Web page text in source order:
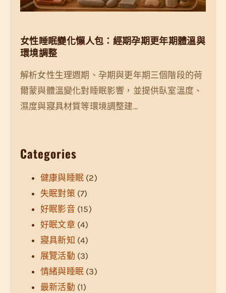
女性睡眠變化懶人包：經期孕期更年期體溫與
環境調整
解析女性生理週期、孕期與更年期三個階段的荷
爾蒙與體溫變化對睡眠影響，並提供臥室溫度、
濕度與寢具材質等環境調整建…
Categories
健康與睡眠 (2)
失眠對策(7)
好眠影音 (15)
好眠文章(4)
寢具新知 (4)
展覽活動 (3)
情緒與睡眠 (3)
最新活動 (1)